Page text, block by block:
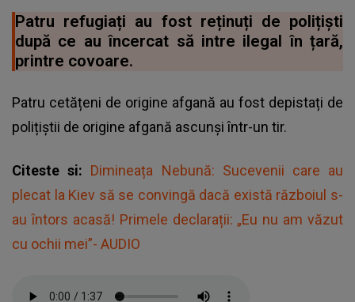
Patru refugiați au fost reținuți de polițiști
după ce au încercat să intre ilegal în țară,
printre covoare.
Patru cetățeni de origine afgană au fost depistați de
polițiștii de origine afgană ascunși într-un tir.
Citeste si: Dimineața Nebună: Sucevenii care au
plecat la Kiev să se convingă dacă există războiul s-
au întors acasă! Primele declarații: „Eu nu am văzut
cu ochii mei”- AUDIO